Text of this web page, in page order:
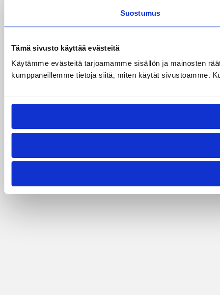
Suostumus
Tämä sivusto käyttää evästeitä
Käytämme evästeitä tarjoamamme sisällön ja mainosten
kumppaneillemme tietoja siitä, miten käytät sivustoamme.